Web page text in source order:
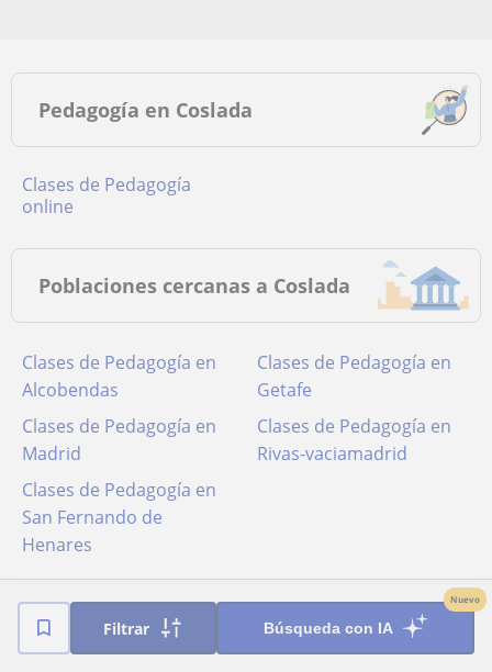
Filtrar Búsqueda con IA
Nuevo
Pedagogía en Coslada
Clases de Pedagogía
online
Poblaciones cercanas a Coslada
Clases de Pedagogía en
Alcobendas
Clases de Pedagogía en
Getafe
Clases de Pedagogía en
Madrid
Clases de Pedagogía en
Rivas-vaciamadrid
Clases de Pedagogía en
San Fernando de
Henares